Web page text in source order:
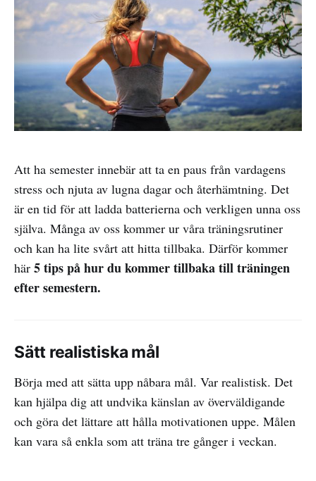
Att ha semester innebär att ta en paus från vardagens
stress och njuta av lugna dagar och återhämtning. Det
är en tid för att ladda batterierna och verkligen unna oss
själva. Många av oss kommer ur våra träningsrutiner
och kan ha lite svårt att hitta tillbaka. Därför kommer
här 5 tips på hur du kommer tillbaka till träningen
efter semestern.
Sätt realistiska mål
Börja med att sätta upp nåbara mål. Var realistisk. Det
kan hjälpa dig att undvika känslan av överväldigande
och göra det lättare att hålla motivationen uppe. Målen
kan vara så enkla som att träna tre gånger i veckan.